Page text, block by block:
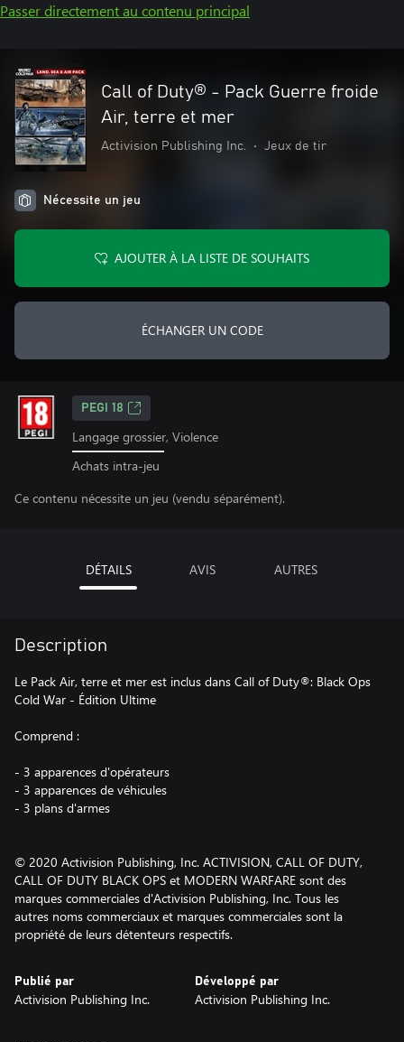
Passer directement au contenu principal
Call of Duty® - Pack Guerre froide
Air, terre et mer
Activision Publishing Inc. • Jeux de tir
Nécessite un jeu
AJOUTER À LA LISTE DE SOUHAITS
ÉCHANGER UN CODE
PEGI 18
Langage grossier, Violence
Achats intra-jeu
Ce contenu nécessite un jeu (vendu séparément).
DÉTAILS AVIS AUTRES
Description
Le Pack Air, terre et mer est inclus dans Call of Duty®: Black Ops
Cold War - Édition Ultime
Comprend :
- 3 apparences d'opérateurs
- 3 apparences de véhicules
- 3 plans d'armes
© 2020 Activision Publishing, Inc. ACTIVISION, CALL OF DUTY,
CALL OF DUTY BLACK OPS et MODERN WARFARE sont des
marques commerciales d'Activision Publishing, Inc. Tous les
autres noms commerciaux et marques commerciales sont la
propriété de leurs détenteurs respectifs.
Publié par
Activision Publishing Inc.
Développé par
Activision Publishing Inc.